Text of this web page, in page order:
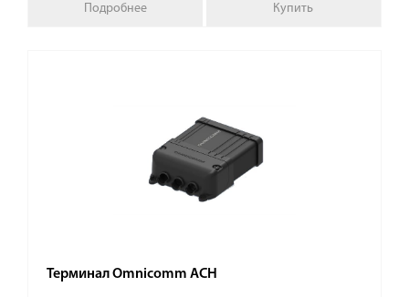
Подробнее Купить
Терминал Omnicomm АСН